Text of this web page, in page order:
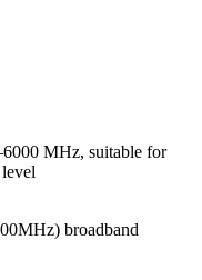
MHz, suitable for
broadband